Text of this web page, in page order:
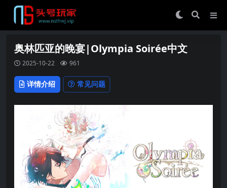
奥林匹亚的晚宴|Olympia Soirée中文
2025-10-22 961
详情介绍 常见问题